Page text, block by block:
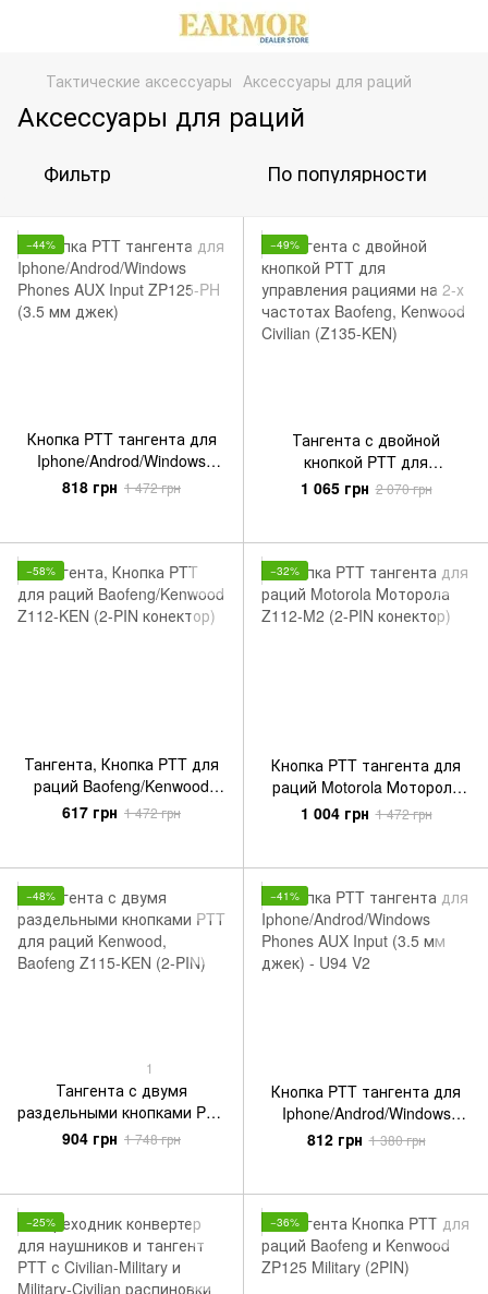
Тактические аксессуары Аксессуары для раций
Аксессуары для раций
Фильтр По популярности
−44%
Кнопка PTT тангента для
Iphone/Androd/Windows
Phones AUX Input ZP125-PH
(3.5 мм джек)
818 грн 1 472 грн
−49%
Тангента с двойной
кнопкой PTT для
управления рациями на 2-х
частотах Baofeng, Kenwood
1 065 грн 2 070 грн
−58%
Тангента, Кнопка PTT для
раций Baofeng/Kenwood
Z112-KEN (2-PIN конектор)
617 грн 1 472 грн
−32%
Кнопка PTT тангента для
раций Motorola Моторола
Z112-M2 (2-PIN конектор)
1 004 грн 1 472 грн
−48%
1
Тангента с двумя
раздельными кнопками PTT
для раций Kenwood,
Baofeng Z115-KEN (2-PIN)
904 грн 1 748 грн
−41%
Кнопка PTT тангента для
Iphone/Androd/Windows
Phones AUX Input (3.5 мм
джек) - U94 V2
812 грн 1 380 грн
−25% −36%